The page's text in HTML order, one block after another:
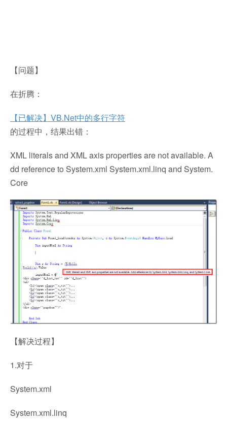
【问题】
在折腾：
【已解决】VB.Net中的多行字符
的过程中，结果出错：
XML literals and XML axis properties are not available. A
dd reference to System.xml System.xml.linq and System.
Core
【解决过程】
1.对于
System.xml
System.xml.linq